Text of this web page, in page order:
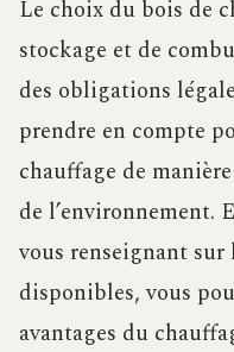
Le choix du bois de
stockage et de
des obligations
prendre en compte
chauffage de
de l’environnement.
vous renseignant sur
disponibles, vous
avantages du